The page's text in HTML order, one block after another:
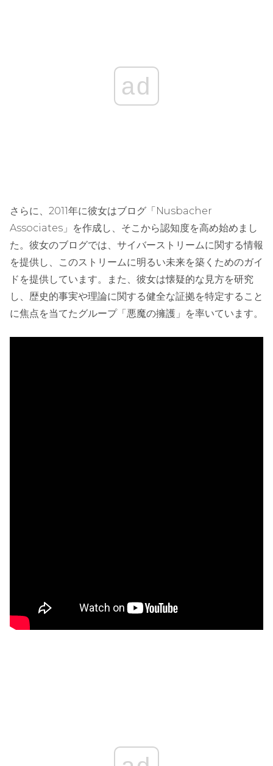
ad
さらに、2011年に彼女はブログ「Nusbacher
Associates」を作成し、そこから認知度を高め始めまし
た。彼女のブログでは、サイバーストリームに関する情報
を提供し、このストリームに明るい未来を築くためのガイ
ドを提供しています。また、彼女は懐疑的な見方を研究
し、歴史的事実や理論に関する健全な証拠を特定すること
に焦点を当てたグループ「悪魔の擁護」を率いています。